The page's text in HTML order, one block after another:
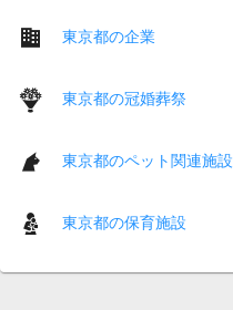
東京都の企業
東京都の冠婚葬祭
東京都のペット関連施設
東京都の保育施設